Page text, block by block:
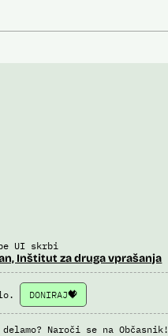
UI skrbi
Inštitut za druga vprašanja
DONIRAJ
Naroči se na Občasnik!